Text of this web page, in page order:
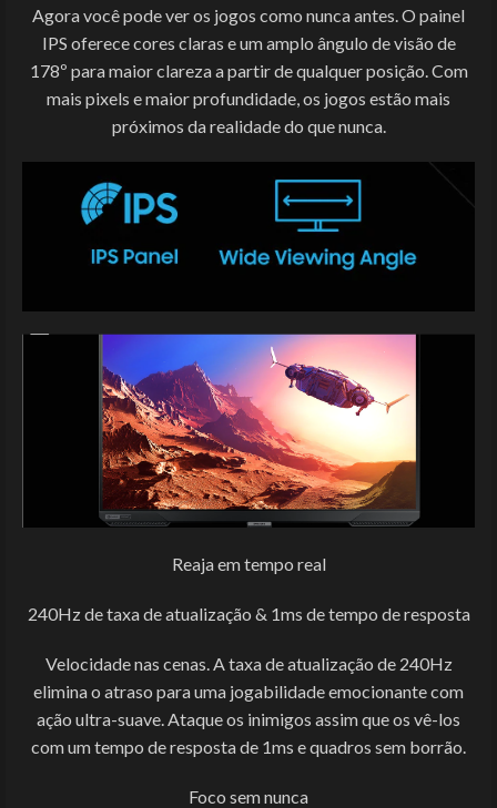
Agora você pode ver os jogos como nunca antes. O painel
IPS oferece cores claras e um amplo ângulo de visão de
178º para maior clareza a partir de qualquer posição. Com
mais pixels e maior profundidade, os jogos estão mais
próximos da realidade do que nunca.
Reaja em tempo real
240Hz de taxa de atualização & 1ms de tempo de resposta
Velocidade nas cenas. A taxa de atualização de 240Hz
elimina o atraso para uma jogabilidade emocionante com
ação ultra-suave. Ataque os inimigos assim que os vê-los
com um tempo de resposta de 1ms e quadros sem borrão.
Foco sem nunca